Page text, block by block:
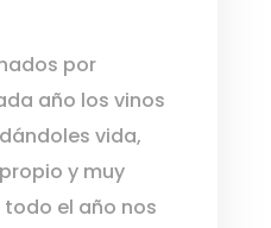
por
año los vinos
vida,
y muy
el año nos